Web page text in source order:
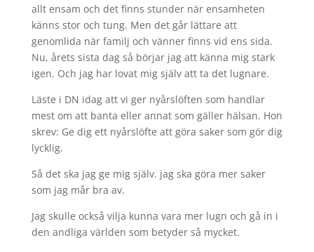
allt ensam och det finns stunder när ensamheten
känns stor och tung. Men det går lättare att
genomlida när familj och vänner finns vid ens sida.
Nu, årets sista dag så börjar jag att känna mig stark
igen. Och jag har lovat mig själv att ta det lugnare.
Läste i DN idag att vi ger nyårslöften som handlar
mest om att banta eller annat som gäller hälsan. Hon
skrev: Ge dig ett nyårslöfte att göra saker som gör dig
lycklig.
Så det ska jag ge mig själv. jag ska göra mer saker
som jag mår bra av.
Jag skulle också vilja kunna vara mer lugn och gå in i
den andliga världen som betyder så mycket.